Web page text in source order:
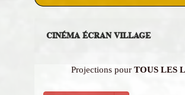
CINÉMA ÉCRAN VILLAGE